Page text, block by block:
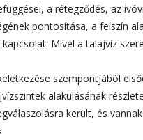
a rétegződés, az
pontosítása, a felszín
Mivel a talajvíz
szempontjából
alakulásának
került, és